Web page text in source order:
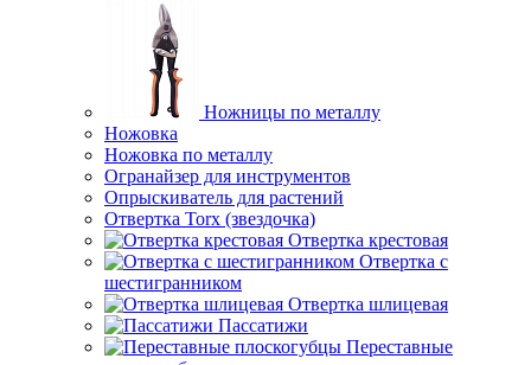
Ножницы по металлу
Ножовка
Ножовка по металлу
Огранайзер для инструментов
Опрыскиватель для растений
Отвертка Torx (звездочка)
Отвертка крестовая
Отвертка с
шестигранником
Отвертка шлицевая
Пассатижи
Переставные